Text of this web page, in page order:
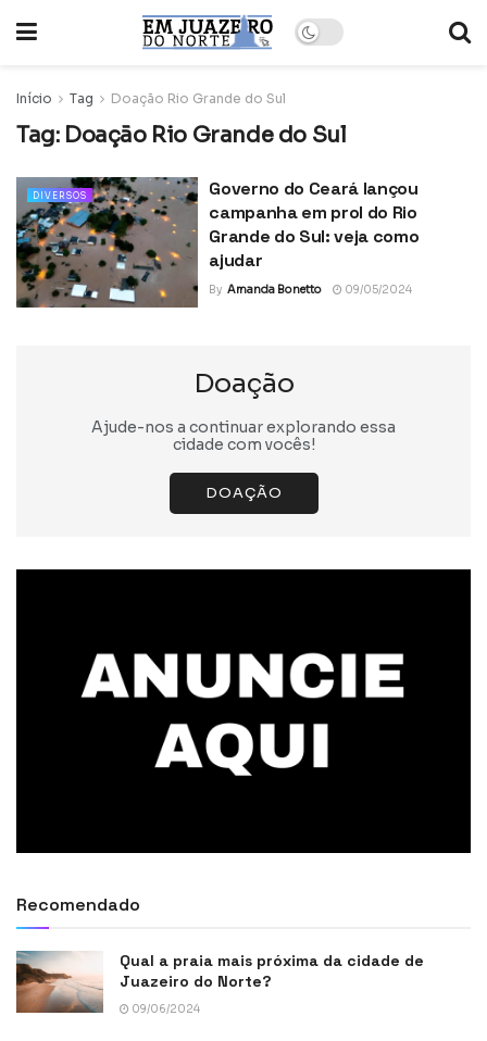
Início Tag Doação Rio Grande do Sul
Tag: Doação Rio Grande do Sul
DIVERSOS
Governo do Ceará lançou
campanha em prol do Rio
Grande do Sul: veja como
ajudar
By Amanda Bonetto 09/05/2024
Doação
Ajude-nos a continuar explorando essa
cidade com vocês!
DOAÇÃO
Recomendado
Qual a praia mais próxima da cidade de
Juazeiro do Norte?
09/06/2024